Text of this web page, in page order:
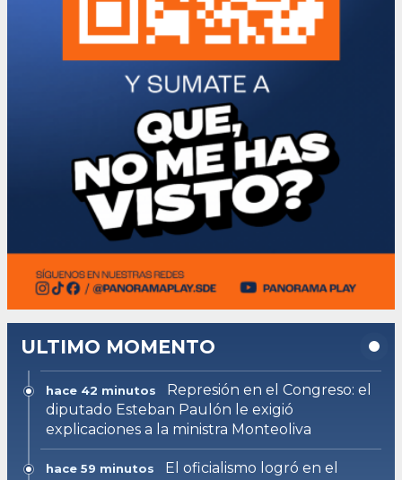
ULTIMO MOMENTO
hace 42 minutos
Represión en el Congreso: el
diputado Esteban Paulón le exigió
explicaciones a la ministra Monteoliva
hace 59 minutos
El oficialismo logró en el